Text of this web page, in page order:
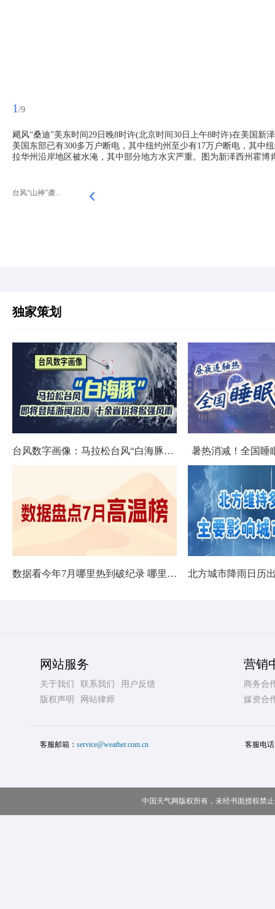
1 /9
飓风“桑迪”美东时间29日晚8时许(北京时间30日上午8时许)在美国
美国东部已有300多万户断电，其中纽约州至少有17万户断电，其中
拉华州沿岸地区被水淹，其中部分地方水灾严重。图为新泽西州霍博
台风“山神”袭...
独家策划
台风数字画像：马拉松台风“白海豚”将影响十余省份 暑热消减！全国睡
数据看今年7月哪里热到破纪录 哪里暑热连轴转
网站服务
关于我们 联系我们
用户反馈
版权声明
网站律师
营销
商务合
媒资合
客服邮箱： service@weather.com.cn 客服电
中国天气网版权所有，未经书面授权